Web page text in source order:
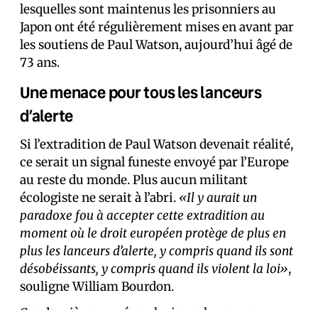
lesquelles sont maintenus les prisonniers au
Japon ont été régulièrement mises en avant par
les soutiens de Paul Watson, aujourd’hui âgé de
73 ans.
Une menace pour tous les lanceurs
d’alerte
Si l’extradition de Paul Watson devenait réalité,
ce serait un signal funeste envoyé par l’Europe
au reste du monde. Plus aucun militant
écologiste ne serait à l’abri. «Il y aurait un
paradoxe fou à accepter cette extradition au
moment où le droit européen protège de plus en
plus les lanceurs d’alerte, y compris quand ils sont
désobéissants, y compris quand ils violent la loi»,
souligne William Bourdon.